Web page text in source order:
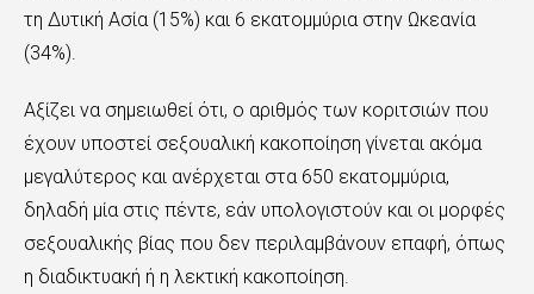
τη Δυτική Ασία (15%) και 6 εκατομμύρια στην Ωκεανία
(34%).
Αξίζει να σημειωθεί ότι, ο αριθμός των κοριτσιών που
έχουν υποστεί σεξουαλική κακοποίηση γίνεται ακόμα
μεγαλύτερος και ανέρχεται στα 650 εκατομμύρια,
δηλαδή μία στις πέντε, εάν υπολογιστούν και οι μορφές
σεξουαλικής βίας που δεν περιλαμβάνουν επαφή, όπως
η διαδικτυακή ή η λεκτική κακοποίηση.